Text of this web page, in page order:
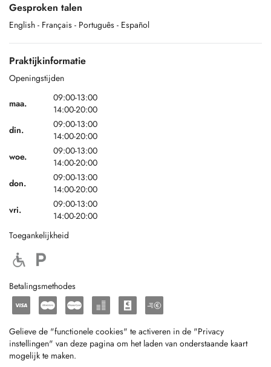
Gesproken talen
English - Français - Português - Español
Praktijkinformatie
Openingstijden
maa.
09:00-13:00
14:00-20:00
din.
09:00-13:00
14:00-20:00
woe.
09:00-13:00
14:00-20:00
don.
09:00-13:00
14:00-20:00
vri.
09:00-13:00
14:00-20:00
Toegankelijkheid
Betalingsmethodes
Gelieve de "functionele cookies" te activeren in de "Privacy
instellingen" van deze pagina om het laden van onderstaande kaart
mogelijk te maken.